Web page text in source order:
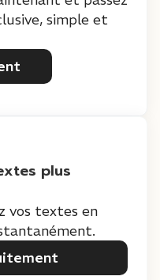
simple et
plus
vos textes en